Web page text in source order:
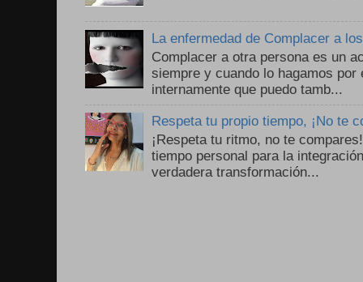
La enfermedad de Complacer a
Complacer a otra persona es un
siempre y cuando lo hagamos por
internamente que puedo tamb...
Respeta tu propio tiempo, ¡No te
¡Respeta tu ritmo, no te
tiempo personal para la
verdadera transformación...